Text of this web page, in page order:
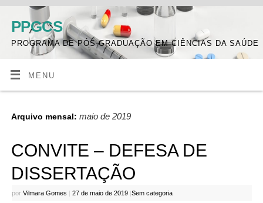
PPGCS
PROGRAMA DE PÓS-GRADUAÇÃO EM CIÊNCIAS DA SAÚDE
MENU
Arquivo mensal: maio de 2019
CONVITE – DEFESA DE
DISSERTAÇÃO
por Vilmara Gomes | 27 de maio de 2019 |Sem categoria